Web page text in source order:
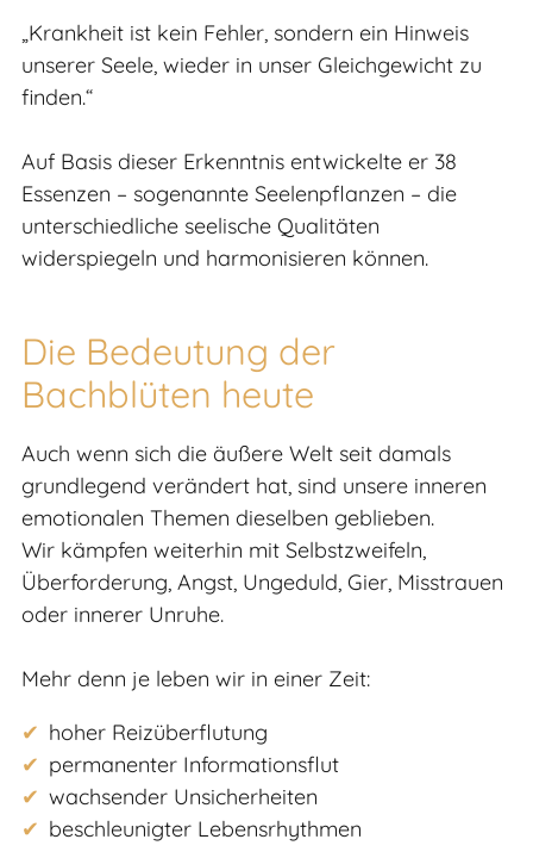
„Krankheit ist kein Fehler, sondern ein Hinweis
unserer Seele, wieder in unser Gleichgewicht zu
finden.“
Auf Basis dieser Erkenntnis entwickelte er 38
Essenzen – sogenannte Seelenpflanzen – die
unterschiedliche seelische Qualitäten
widerspiegeln und harmonisieren können.
Die Bedeutung der
Bachblüten heute
Auch wenn sich die äußere Welt seit damals
grundlegend verändert hat, sind unsere inneren
emotionalen Themen dieselben geblieben.
Wir kämpfen weiterhin mit Selbstzweifeln,
Überforderung, Angst, Ungeduld, Gier, Misstrauen
oder innerer Unruhe.
Mehr denn je leben wir in einer Zeit:
hoher Reizüberflutung
permanenter Informationsflut
wachsender Unsicherheiten
beschleunigter Lebensrhythmen